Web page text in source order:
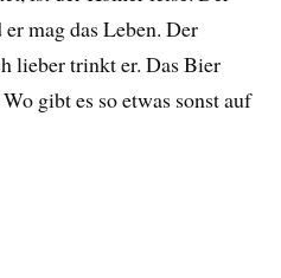
mag das Leben. Der
lieber trinkt er. Das Bier
gibt es so etwas sonst auf